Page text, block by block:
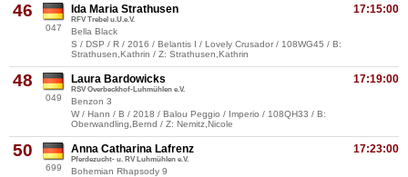
46
047
17:15:00
Ida Maria Strathusen
RFV Trebel u.U.e.V.
Bella Black
S / DSP / R / 2016 / Belantis I / Lovely Crusador / 108WG45 / B:
Strathusen,Kathrin / Z: Strathusen,Kathrin
48
049
17:19:00
Laura Bardowicks
RSV Overbeckhof-Luhmühlen e.V.
Benzon 3
W / Hann / B / 2018 / Balou Peggio / Imperio / 108QH33 / B:
Oberwandling,Bernd / Z: Nemitz,Nicole
50
699
17:23:00
Anna Catharina Lafrenz
Pferdezucht- u. RV Luhmühlen e.V.
Bohemian Rhapsody 9